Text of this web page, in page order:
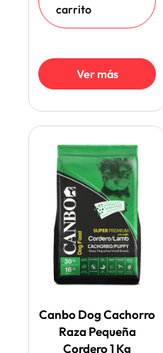
carrito
Ver más
Canbo Dog Cachorro
Raza Pequeña
Cordero 1 Kg